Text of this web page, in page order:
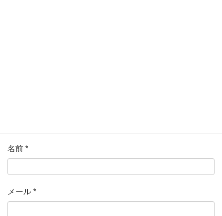
名前 *
メール *